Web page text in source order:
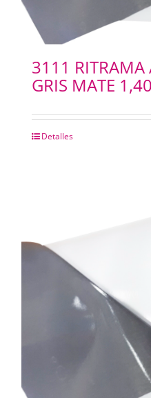
3111 RITRAMA
GRIS MATE
Detalles